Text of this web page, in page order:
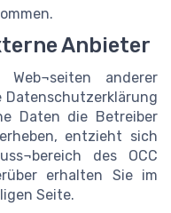
Anbieter
anderer
Daten die Betreiber
entzieht sich
des OCC
erhalten Sie im
Seite.